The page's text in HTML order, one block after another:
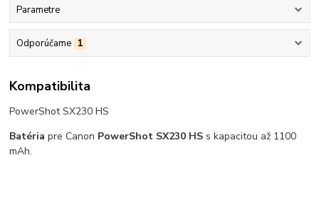
Parametre
Odporúčame 1
Kompatibilita
PowerShot SX230 HS
Batéria pre Canon PowerShot SX230 HS s kapacitou až 1100
mAh.